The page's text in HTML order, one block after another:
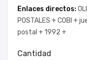
Enlaces directos:
POSTALES +COBI +
postal +1992 +
Cantidad